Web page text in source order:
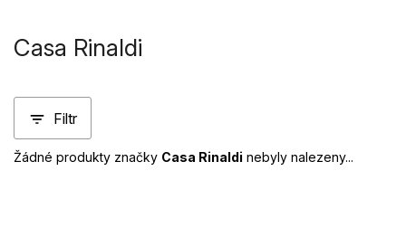
Casa Rinaldi
Filtr
Žádné produkty značky Casa Rinaldi nebyly nalezeny...